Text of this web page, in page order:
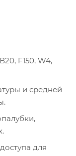
F150, W4,
и средней
для